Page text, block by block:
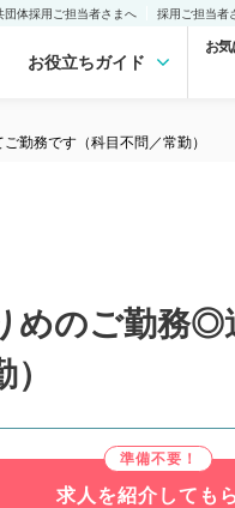
団体採用ご担当者さまへ 採用ご担当者
お役立ちガイド
お
勤務です（科目不問／常勤）
めのご勤
求人を紹介しても